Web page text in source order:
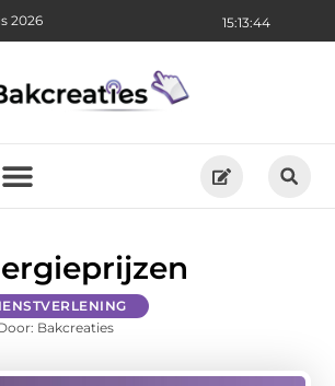
15:13:44
2026
Bakcreaties